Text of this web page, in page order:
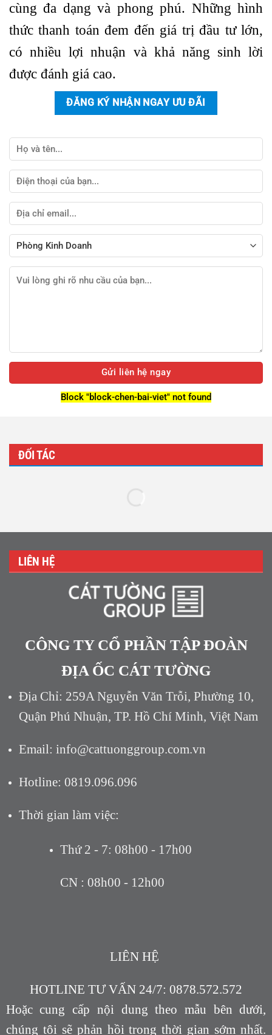
cùng đa dạng và phong phú. Những hình
thức thanh toán đem đến giá trị đầu tư lớn,
có nhiều lợi nhuận và khả năng sinh lời
được đánh giá cao.
ĐĂNG KÝ NHẬN NGAY ƯU ĐÃI
Block "block-chen-bai-viet" not found
ĐỐI TÁC
LIÊN HỆ
CÔNG TY CỔ PHẦN TẬP ĐOÀN
ĐỊA ỐC CÁT TƯỜNG
Địa Chỉ: 259A Nguyễn Văn Trỗi, Phường 10,
Quận Phú Nhuận, TP. Hồ Chí Minh, Việt Nam
Email: info@cattuonggroup.com.vn
Hotline: 0819.096.096
Thời gian làm việc:
Thứ 2 - 7: 08h00 - 17h00
CN : 08h00 - 12h00
LIÊN HỆ
HOTLINE TƯ VẤN 24/7: 0878.572.572
Hoặc cung cấp nội dung theo mẫu bên dưới,
chúng tôi sẽ phản hồi trong thời gian sớm nhất.